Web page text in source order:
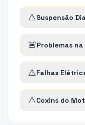
⚠️Suspensão
🚨Problemas
⚠️Falhas
⚠️Coxins do